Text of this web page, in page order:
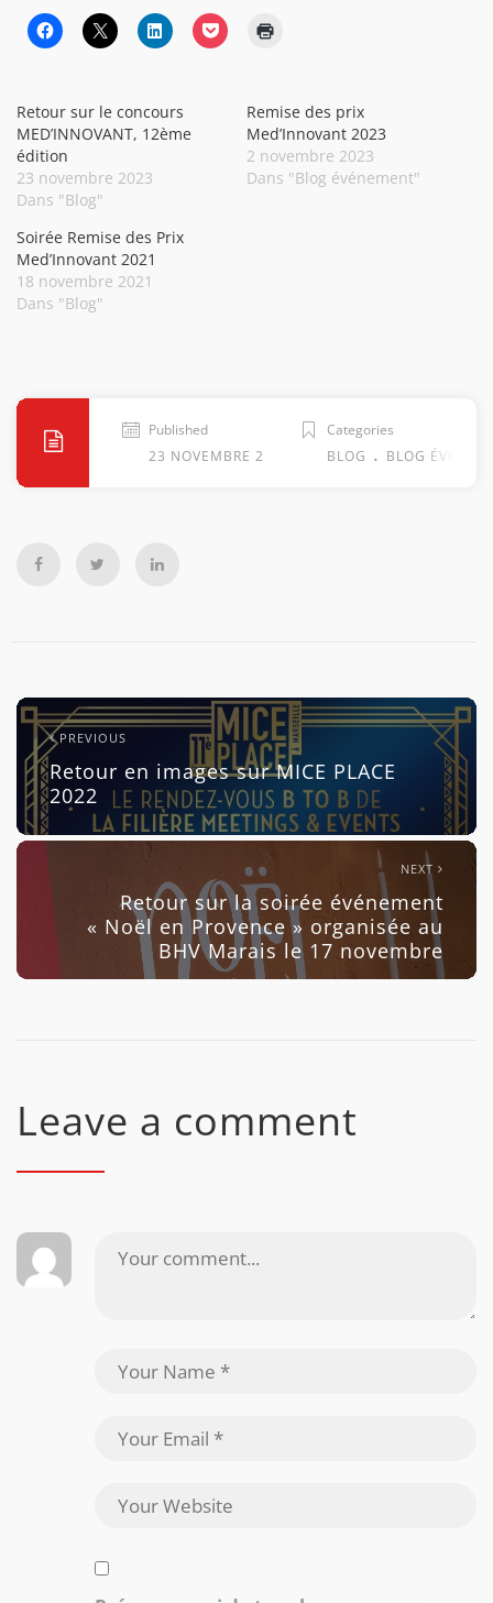
Retour sur le concours
MED’INNOVANT, 12ème
édition
23 novembre 2023
Dans "Blog"
Remise des prix
Med’Innovant 2023
2 novembre 2023
Dans "Blog événement"
Soirée Remise des Prix
Med’Innovant 2021
18 novembre 2021
Dans "Blog"
Published
23 NOVEMBRE 2022
Categories
BLOG . BLOG
PREVIOUS
Retour en images sur MICE PLACE
2022
NEXT
Retour sur la soirée événement
« Noël en Provence » organisée au
BHV Marais le 17 novembre
Leave a comment